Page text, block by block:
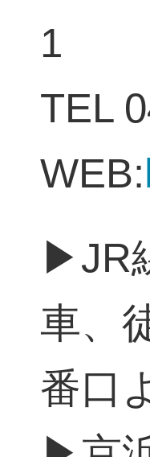
1
TEL
WEB:
▶JR
車、
番口